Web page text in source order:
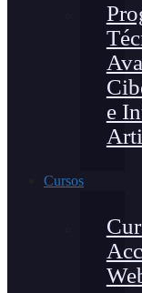
e
Cursos